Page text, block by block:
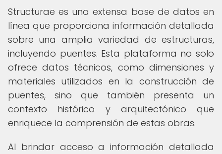
Structurae es una extensa base de datos en
línea que proporciona información detallada
sobre una amplia variedad de estructuras,
incluyendo puentes. Esta plataforma no solo
ofrece datos técnicos, como dimensiones y
materiales utilizados en la construcción de
puentes, sino que también presenta un
contexto histórico y arquitectónico que
enriquece la comprensión de estas obras.
Al brindar acceso a información detallada